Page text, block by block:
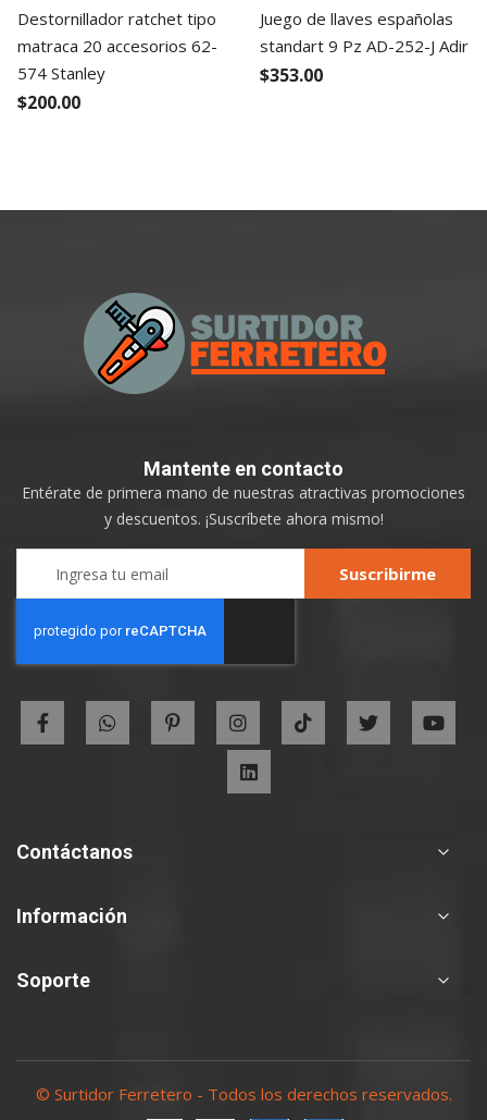
Destornillador ratchet tipo
matraca 20 accesorios 62-
574 Stanley
$200.00
Juego de llaves españolas
standart 9 Pz AD-252-J Adir
$353.00
Contáctanos
Información
Soporte
Mantente en contacto
Entérate de primera mano de nuestras atractivas promociones
y descuentos. ¡Suscríbete ahora mismo!
Newsletter:
Suscribirme
© Surtidor Ferretero - Todos los derechos reservados.